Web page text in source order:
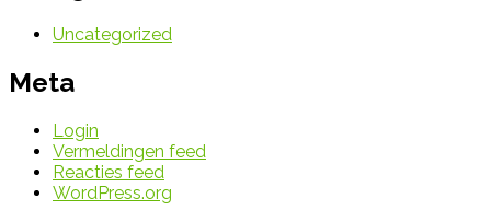
Uncategorized
Meta
Login
Vermeldingen feed
Reacties feed
WordPress.org